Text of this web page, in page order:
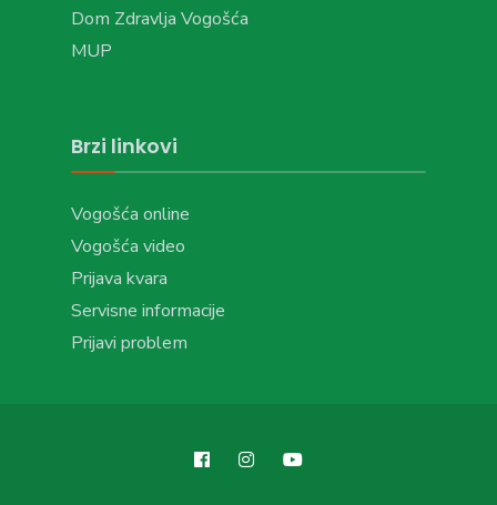
Dom Zdravlja Vogošća
MUP
Brzi linkovi
Vogošća online
Vogošća video
Prijava kvara
Servisne informacije
Prijavi problem